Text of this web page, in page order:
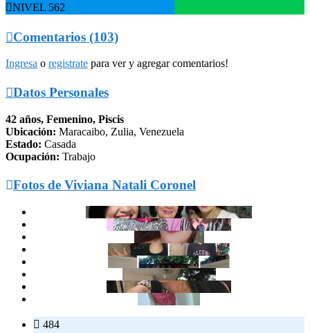
NIVEL 562
Comentarios (103)
Ingresa o registrate para ver y agregar comentarios!
Datos Personales
42 años, Femenino, Piscis
Ubicación: Maracaibo, Zulia, Venezuela
Estado: Casada
Ocupación: Trabajo
Fotos de Viviana Natali Coronel
 484